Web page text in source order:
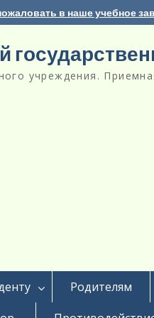
в наше учебное
учреждения.
Родителям